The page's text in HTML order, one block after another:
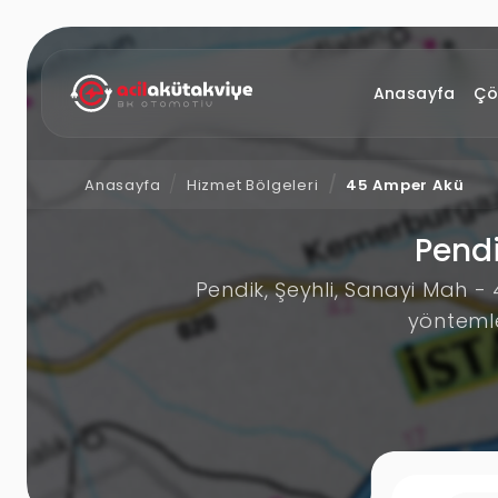
Anasayfa
Pendik, Şeyhli, Sanayi Mah
Anasayfa Hizmet Bölgeleri 45 Amper Akü